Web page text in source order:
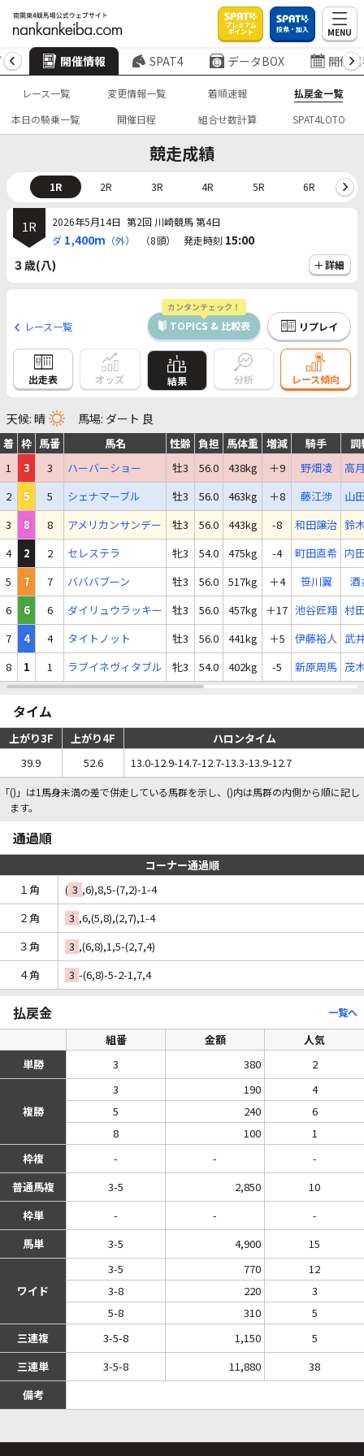
プレミアム
ポイント 投票・加入 MENU
開催情報 SPAT4 データBOX 開催
レース一覧 変更情報一覧 着順速報
払戻金一覧
本日の騎乗一覧
開催日程 組合せ数計算 SPAT4LOTO
競走成績
1R 2R 3R 4R 5R 6R
1R 2026年5月14日 第2回 川崎競馬 第4日
ダ 1,400m （外） （8頭） 発走時刻 15:00
３歳(八)
詳細
レース一覧
カンタンチェック！
TOPICS & 比較表 リプレイ
出走表 オッズ 結果 分析 レース傾向
天候: 晴 馬場: ダート 良
着 枠 馬番 馬名 性齢 負担 馬体重 増減 騎手
調
1
3 3 ハーバーショー 牡3 56.0 438kg ＋9 野畑凌
高
2
5 5 シェナマーブル 牡3 56.0 463kg ＋8 藤江渉
山
3
8 8 アメリカンサンデー 牡3 56.0 443kg -8 和田譲治 鈴
4
2 2 セレステラ 牝3 54.0 475kg -4 町田直希 内
5
7 7 バババブーン 牡3 56.0 517kg ＋4 笹川翼
酒
6
6 6 ダイリュウラッキー 牡3 56.0 457kg ＋17 池谷匠翔 村
7
4 4 タイトノット 牡3 56.0 441kg ＋5 伊藤裕人 武
8
1 1 ラブイネヴィタブル 牝3 54.0 402kg -5 新原周馬 茂
タイム
上がり3F 上がり4F
ハロンタイム
39.9
52.6 13.0-12.9-14.7-12.7-13.3-13.9-12.7
「()」は1馬身未満の差で併走している馬群を示し、()内は馬群の内側から順に記し
ます。
通過順
コーナー通過順
１角
( 3 ,6),8,5-(7,2)-1-4
２角
3 ,6,(5,8),(2,7),1-4
３角
3 ,(6,8),1,5-(2,7,4)
４角
3 -(6,8)-5-2-1,7,4
払戻金 一覧へ
組番 金額
人気
単勝
3 380 2
複勝
3 190
4
5
240
6
8
100
1
枠複
- -
-
普通馬複
3-5 2,850
10
枠単
- -
-
馬単
3-5 4,900 15
ワイド
3-5 770
12
3-8
220
3
5-8
310
5
三連複
3-5-8 1,150
5
三連単
3-5-8 11,880
38
備考